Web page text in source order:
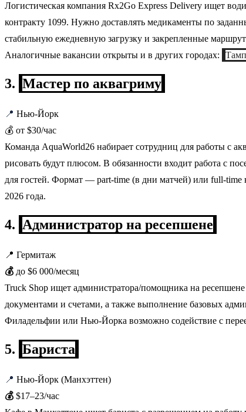
Логистическая компания Rx2Go Express Delivery ищет
контракту 1099. Нужно доставлять медикаменты по
стабильную ежедневную загрузку и закрепленные
Аналогичные вакансии открыты и в других городах:
3. Мастер по аквагриму
📍 Нью-Йорк
💰 от $30/час
Команда AquaWorld26 набирает сотрудниц для работы с
рисовать будут плюсом. В обязанности входит работа с
для гостей. Формат — part-time (в дни матчей) или full-
2026 года.
4. Администратор на ресепшене
📍 Гермитаж
💰 до $6 000/месяц
Truck Shop ищет администратора/помощника на
документами и счетами, а также выполнение базовых
Филадельфии или Нью-Йорка возможно содействие с
5. Бариста
📍 Нью-Йорк (Манхэттен)
💰 $17–23/час